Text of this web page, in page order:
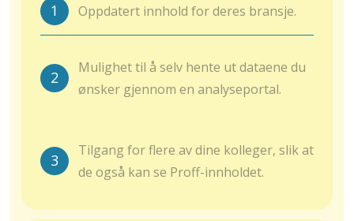
1 Oppdatert innhold for deres bransje.
2
Mulighet til å selv hente ut dataene du
ønsker gjennom en analyseportal.
3
Tilgang for flere av dine kolleger, slik at
de også kan se Proff-innholdet.